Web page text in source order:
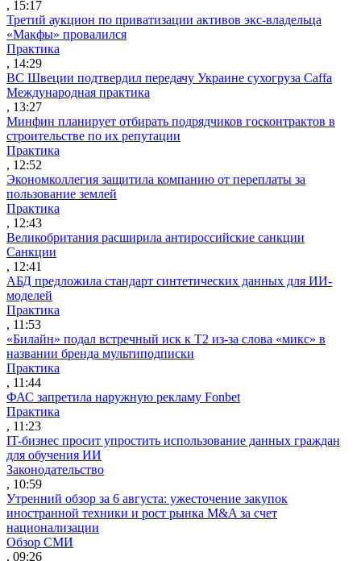
, 15:17
Третий аукцион по приватизации активов экс-владельца
«Макфы» провалился
Практика
, 14:29
ВС Швеции подтвердил передачу Украине сухогруза Caffa
Международная практика
, 13:27
Минфин планирует отбирать подрядчиков госконтрактов в
строительстве по их репутации
Практика
, 12:52
Экономколлегия защитила компанию от переплаты за
пользование землей
Практика
, 12:43
Великобритания расширила антироссийские санкции
Санкции
, 12:41
АБД предложила стандарт синтетических данных для ИИ-
моделей
Практика
, 11:53
«Билайн» подал встречный иск к Т2 из-за слова «микс» в
названии бренда мультиподписки
Практика
, 11:44
ФАС запретила наружную рекламу Fonbet
Практика
, 11:23
IT-бизнес просит упростить использование данных граждан
для обучения ИИ
Законодательство
, 10:59
Утренний обзор за 6 августа: ужесточение закупок
иностранной техники и рост рынка M&A за счет
национализации
Обзор СМИ
, 09:26